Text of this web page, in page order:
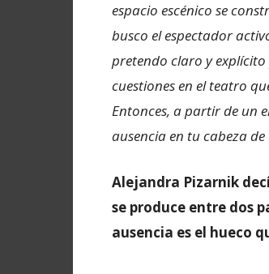
espacio escénico se
busco el espectador
pretendo claro y
cuestiones en el teatro
Entonces, a partir de un
ausencia en tu cabeza
Alejandra Pizarnik
se produce entre dos
ausencia es el hueco